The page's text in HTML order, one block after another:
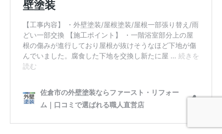
無料点検